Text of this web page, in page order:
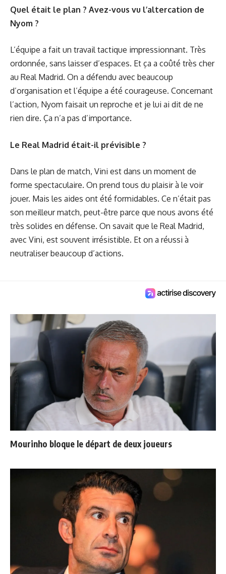
Quel était le plan ? Avez-vous vu l’altercation de
Nyom ?
L’équipe a fait un travail tactique impressionnant. Très
ordonnée, sans laisser d’espaces. Et ça a coûté très cher
au Real Madrid. On a défendu avec beaucoup
d’organisation et l’équipe a été courageuse. Concernant
l’action, Nyom faisait un reproche et je lui ai dit de ne
rien dire. Ça n’a pas d’importance.
Le Real Madrid était-il prévisible ?
Dans le plan de match, Vini est dans un moment de
forme spectaculaire. On prend tous du plaisir à le voir
jouer. Mais les aides ont été formidables. Ce n’était pas
son meilleur match, peut-être parce que nous avons été
très solides en défense. On savait que le Real Madrid,
avec Vini, est souvent irrésistible. Et on a réussi à
neutraliser beaucoup d’actions.
Mourinho bloque le départ de deux joueurs